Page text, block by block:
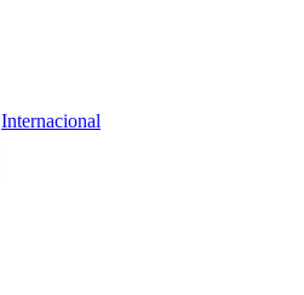
Internacional